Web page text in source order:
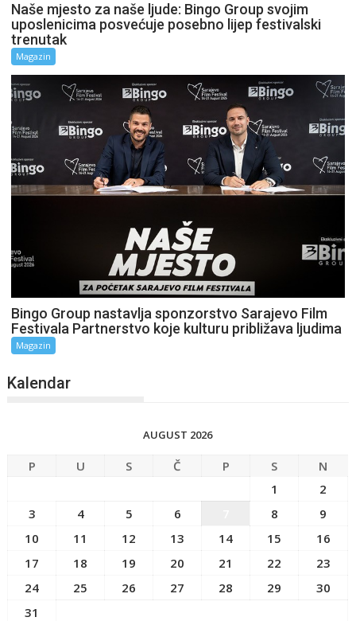
Naše mjesto za naše ljude: Bingo Group svojim
uposlenicima posvećuje posebno lijep festivalski
trenutak
Magazin
Bingo Group nastavlja sponzorstvo Sarajevo Film
Festivala Partnerstvo koje kulturu približava ljudima
Magazin
Kalendar
AUGUST 2026
P U S Č P S
N
1
2
3
4 5 6 8
9
10
11 12 13 14 15
16
17
18 19 20 21 22
23
24
25 26 27 28 29
30
31